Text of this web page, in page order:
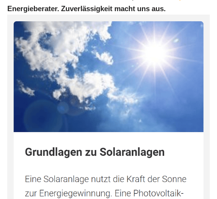
Energieberater. Zuverlässigkeit macht uns aus.